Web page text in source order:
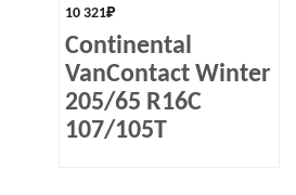
10 321₽
Continental
VanContact Winter
205/65 R16C
107/105T